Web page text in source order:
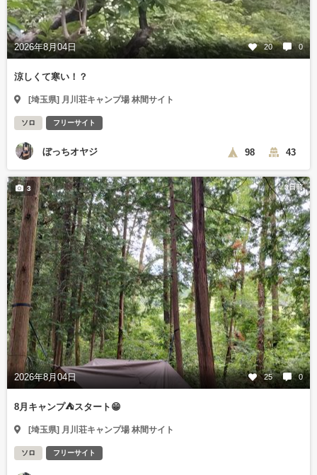
2026年8月04日 20 0
涼しくて寒い！？
[埼玉県] 月川荘キャンプ場 林間サイト
ソロ フリーサイト
ぼっちオヤジ 98 43
3日前
2026年8月04日 25 0
3
8月キャンプ⛺️スタート😁
[埼玉県] 月川荘キャンプ場 林間サイト
ソロ フリーサイト